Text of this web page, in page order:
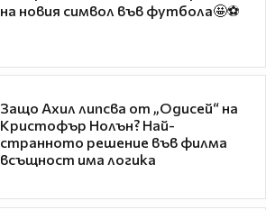
на новия символ във футбола🤩⚽
Защо Ахил липсва от „Одисей“ на
Кристофър Нолън? Най-
странното решение във филма
всъщност има логика